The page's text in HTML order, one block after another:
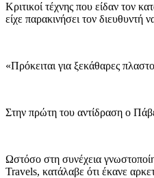
Κριτικοί τέχνης που είδαν τον
είχε παρακινήσει τον διευθυντή
«Πρόκειται για ξεκάθαρες
Στην πρώτη του αντίδραση ο
Ωστόσο στη συνέχεια
Travels, κατάλαβε ότι έκανε